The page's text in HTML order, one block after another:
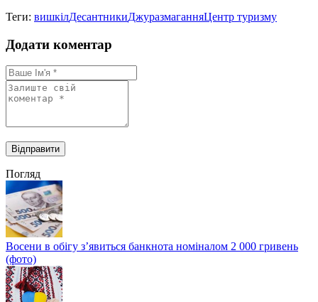
Теги: вишкілДесантникиДжуразмаганняЦентр туризму
Додати коментар
Погляд
Восени в обігу з’явиться банкнота номіналом 2 000 гривень
(фото)